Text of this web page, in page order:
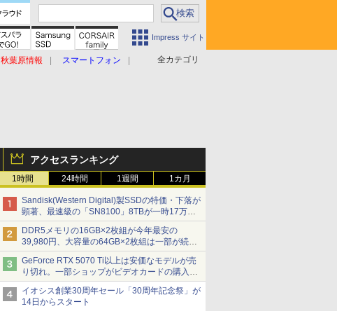
Impress サイト
全カテゴリ
秋葉原情報
スマートフォン
アクセスランキング
1時間 24時間 1週間 1カ月
Sandisk(Western Digital)製SSDの特価・下落が
顕著、最速級の「SN8100」8TBが一時17万円
割れ [8月前半のSSD価格]
DDR5メモリの16GB×2枚組が今年最安の
39,980円、大容量の64GB×2枚組は一部が続騰
[8月前半のメモリ価格]
GeForce RTX 5070 Ti以上は安価なモデルが売
り切れ。一部ショップがビデオカードの購入制
限を実施したニュースが注目を集める AKIBA
PC Hotline! 先週のアクセスランキング 26年7月
27日～26年8月3日
イオシス創業30周年セール「30周年記念祭」が
14日からスタート